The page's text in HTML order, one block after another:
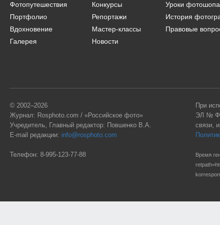
Фотопутешествия
Портфолио
Вдохновение
Галерея
Конкурсы
Репортажи
Мастер-классы
Новости
Уроки фотошопа
История
Правовые
© 2002–2026
Журнал: Rosphoto.com / «Российское фото»
Учредитель, Главный редактор: Повшенко В.А.
E-mail редакции: info@rosphoto.com
Телефон: 8-995-123-77-88
При
ЭЛ №
связи,
Время